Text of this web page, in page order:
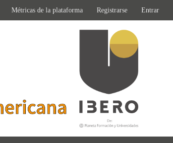
Métricas de la plataforma Registrarse Entrar